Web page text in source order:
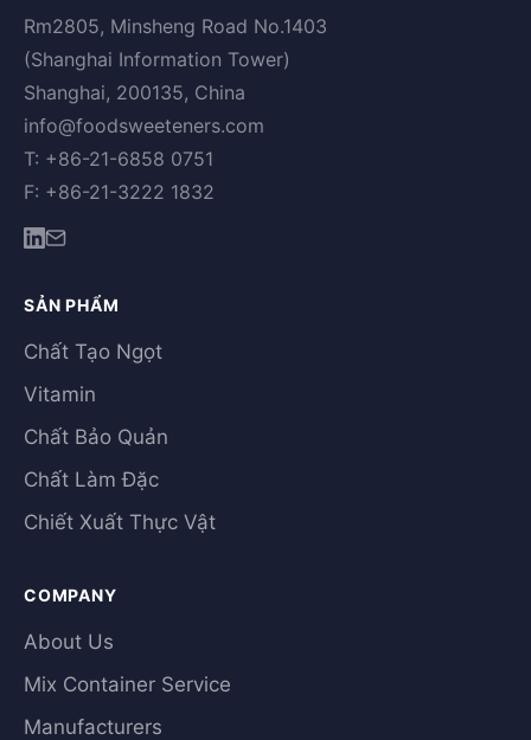
Rm2805, Minsheng Road No.1403
(Shanghai Information Tower)
Shanghai, 200135, China
info@foodsweeteners.com
T: +86-21-6858 0751
F: +86-21-3222 1832
SẢN PHẨM
Chất Tạo Ngọt
Vitamin
Chất Bảo Quản
Chất Làm Đặc
Chiết Xuất Thực Vật
COMPANY
About Us
Mix Container Service
Manufacturers